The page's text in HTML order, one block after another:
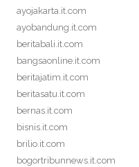
ayojakarta.it.com
ayobandung.it.com
beritabali.it.com
bangsaonline.it.com
beritajatim.it.com
beritasatu.it.com
bernas.it.com
bisnis.it.com
brilio.it.com
bogortribunnews.it.com